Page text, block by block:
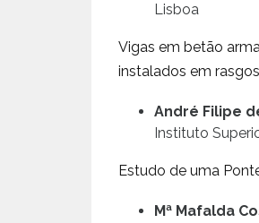
Lisboa
Vigas em betão
instalados em
André Filipe
Instituto
Estudo de uma
Mª Mafalda